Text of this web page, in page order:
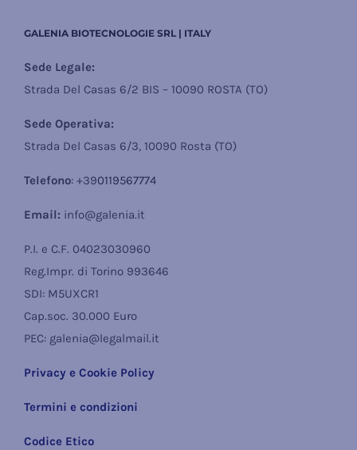
GALENIA BIOTECNOLOGIE SRL | ITALY
Sede Legale:
Strada Del Casas 6/2 BIS – 10090 ROSTA (TO)
Sede Operativa:
Strada Del Casas 6/3, 10090 Rosta (TO)
Telefono: +390119567774
Email: info@galenia.it
P.I. e C.F. 04023030960
Reg.Impr. di Torino 993646
SDI: M5UXCR1
Cap.soc. 30.000 Euro
PEC: galenia@legalmail.it
Privacy e Cookie Policy
Termini e condizioni
Codice Etico